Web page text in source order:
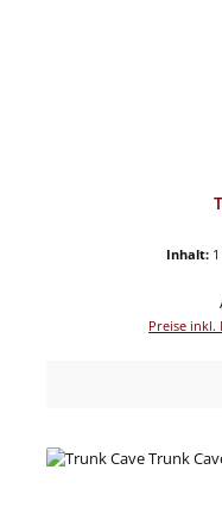
Inhalt:
Preise inkl.